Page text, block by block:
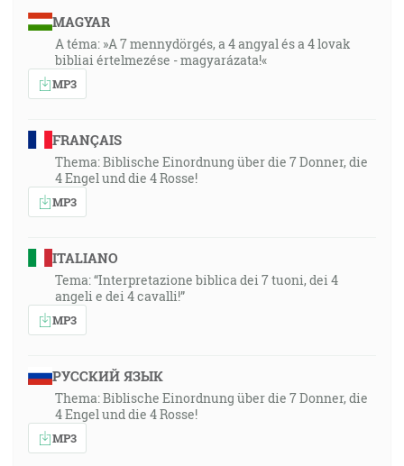
MAGYAR
A téma: »A 7 mennydörgés, a 4 angyal és a 4 lovak
bibliai értelmezése - magyarázata!«
MP3
FRANÇAIS
Thema: Biblische Einordnung über die 7 Donner, die
4 Engel und die 4 Rosse!
MP3
ITALIANO
Tema: “Interpretazione biblica dei 7 tuoni, dei 4
angeli e dei 4 cavalli!”
MP3
РУССКИЙ ЯЗЫК
Thema: Biblische Einordnung über die 7 Donner, die
4 Engel und die 4 Rosse!
MP3